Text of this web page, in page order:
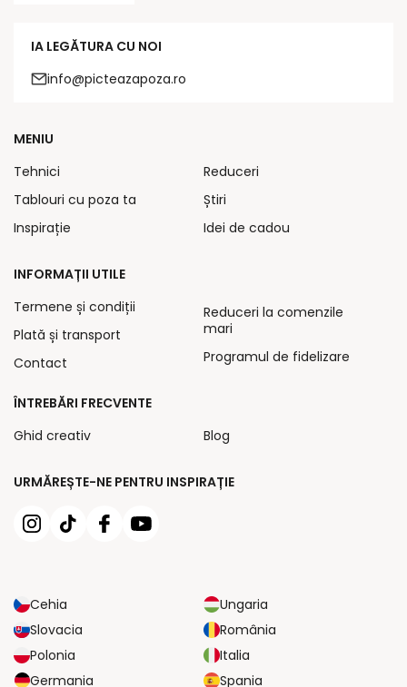
IA LEGĂTURA CU NOI
info@picteazapoza.ro
URMĂREȘTE-NE PENTRU INSPIRAȚIE
Cehia
Ungaria
Slovacia
România
Polonia
Italia
Germania
Spania
MENIU
Tehnici
Tablouri cu poza ta
Inspirație
Reduceri
Știri
Idei de cadou
INFORMAȚII UTILE
Termene și condiții
Plată și transport
Contact
Reduceri la comenzile
mari
Programul de fidelizare
ÎNTREBĂRI FRECVENTE
Ghid creativ
Blog